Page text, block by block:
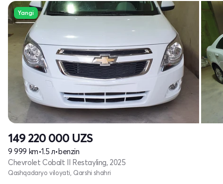
Yangi
149 220 000 UZS
9 999 km•1.5 л•benzin
Chevrolet Cobalt II Restayling, 2025
Qashqadaryo viloyati, Qarshi shahri